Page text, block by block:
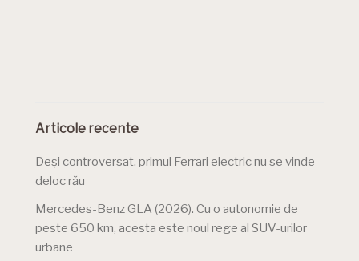
Articole recente
Deși controversat, primul Ferrari electric nu se vinde
deloc rău
Mercedes-Benz GLA (2026). Cu o autonomie de
peste 650 km, acesta este noul rege al SUV-urilor
urbane